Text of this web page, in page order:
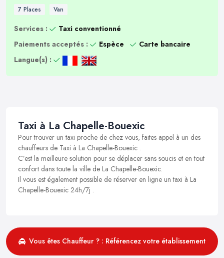
7 Places Van
Services :
Taxi conventionné
Paiements acceptés :
Espèce
Carte bancaire
Langue(s) :
Taxi à La Chapelle-Bouexic
Pour trouver un taxi proche de chez vous, faites appel à un des
chauffeurs de Taxi à La Chapelle-Bouexic .
C’est la meilleure solution pour se déplacer sans soucis et en tout
confort dans toute la ville de La Chapelle-Bouexic.
Il vous est également possible de réserver en ligne un taxi à La
Chapelle-Bouexic 24h/7j .
Vous êtes Chauffeur ? : Référencez votre établissement